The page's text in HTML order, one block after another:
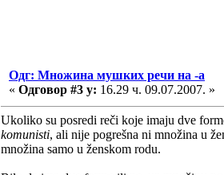
Одг: Множина мушких речи на -а
« Одговор #3 у: 16.29 ч. 09.07.2007. »
Ukoliko su posredi reči koje imaju dve
komunisti, ali nije pogrešna ni množina u
množina samo u ženskom rodu.